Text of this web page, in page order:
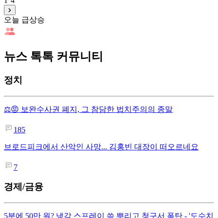
오늘 급상승
뉴스 톡톡 커뮤니티
정치
⚖️😡 보완수사권 폐지, 그 참담한 법치주의의 종말
185
브로드피크에서 산악인 사망... 김홍빈 대장이 떠오르네요
7
경제/금융
5분에 50만 원? 냉각 스프레이 쓱 뿌리고 청구서 폭탄 - '도수치